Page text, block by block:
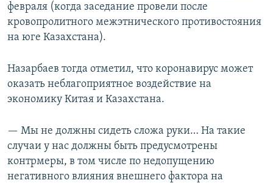
февраля (когда заседание провели после
кровопролитного межэтнического противостояния
на юге Казахстана).
Назарбаев тогда отметил, что коронавирус может
оказать неблагоприятное воздействие на
экономику Китая и Казахстана.
— Мы не должны сидеть сложа руки… На такие
случаи у нас должны быть предусмотрены
контрмеры, в том числе по недопущению
негативного влияния внешнего фактора на